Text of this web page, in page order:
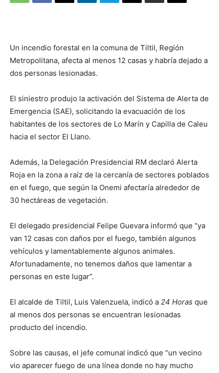
Un incendio forestal en la comuna de Tiltil, Región
Metropolitana, afecta al menos 12 casas y habría dejado a
dos personas lesionadas.
El siniestro produjo la activación del Sistema de Alerta de
Emergencia (SAE), solicitando la evacuación de los
habitantes de los sectores de Lo Marín y Capilla de Caleu
hacia el sector El Llano.
Además, la Delegación Presidencial RM declaró Alerta
Roja en la zona a raíz de la cercanía de sectores poblados
en el fuego, que según la Onemi afectaría alrededor de
30 hectáreas de vegetación.
El delegado presidencial Felipe Guevara informó que “ya
van 12 casas con daños por el fuego, también algunos
vehículos y lamentablemente algunos animales.
Afortunadamente, no tenemos daños que lamentar a
personas en este lugar”.
El alcalde de Tiltil, Luis Valenzuela, indicó a 24 Horas que
al menos dos personas se encuentran lesionadas
producto del incendio.
Sobre las causas, el jefe comunal indicó que “un vecino
vio aparecer fuego de una línea donde no hay mucho